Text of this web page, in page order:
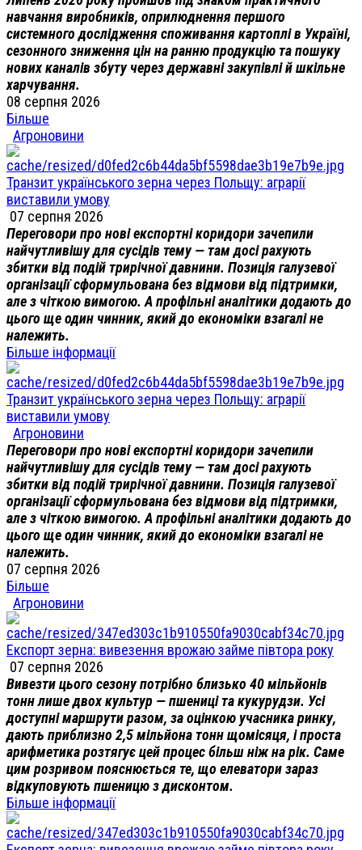
навчання виробників, оприлюднення першого
системного дослідження споживання картоплі в Україні,
сезонного зниження цін на ранню продукцію та пошуку
нових каналів збуту через державні закупівлі й шкільне
харчування.
08 серпня 2026
Більше
Агроновини
Транзит українського зерна через Польщу: аграрії
виставили умову
07 серпня 2026
Переговори про нові експортні коридори зачепили
найчутливішу для сусідів тему — там досі рахують
збитки від подій трирічної давнини. Позиція галузевої
організації сформульована без відмови від підтримки,
але з чіткою вимогою. А профільні аналітики додають до
цього ще один чинник, який до економіки взагалі не
належить.
Більше інформації
Транзит українського зерна через Польщу: аграрії
виставили умову
Агроновини
Переговори про нові експортні коридори зачепили
найчутливішу для сусідів тему — там досі рахують
збитки від подій трирічної давнини. Позиція галузевої
організації сформульована без відмови від підтримки,
але з чіткою вимогою. А профільні аналітики додають до
цього ще один чинник, який до економіки взагалі не
належить.
07 серпня 2026
Більше
Агроновини
Експорт зерна: вивезення врожаю займе півтора року
07 серпня 2026
Вивезти цього сезону потрібно близько 40 мільйонів
тонн лише двох культур — пшениці та кукурудзи. Усі
доступні маршрути разом, за оцінкою учасника ринку,
дають приблизно 2,5 мільйона тонн щомісяця, і проста
арифметика розтягує цей процес більш ніж на рік. Саме
цим розривом пояснюється те, що елеватори зараз
відкуповують пшеницю з дисконтом.
Більше інформації